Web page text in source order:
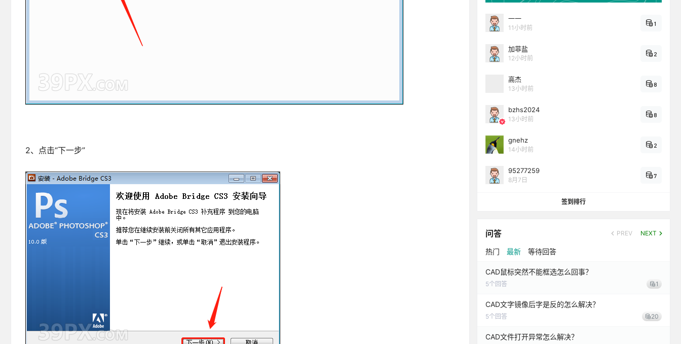
2、点击“下一步”
一一
11小时前
1
加菲盐
12小时前
2
高杰
13小时前
8
bzhs2024
13小时前
8
gnehz
14小时前
2
95277259
8月7日
7
签到排行
问答 PREV NEXT
热门 最新 等待回答
CAD鼠标突然不能框选怎么回事？
5个回答 1
CAD文字镜像后字是反的怎么解决？
5个回答 20
CAD文件打开异常怎么解决？